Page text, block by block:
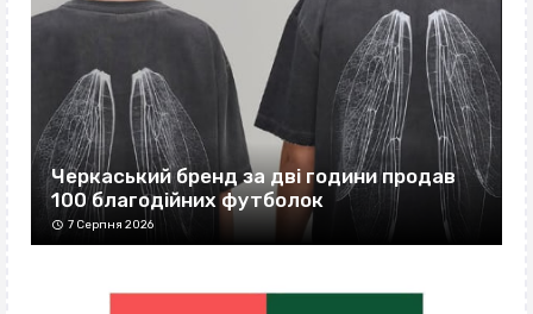
Черкаський бренд за дві години продав
100 благодійних футболок
7 Серпня 2026